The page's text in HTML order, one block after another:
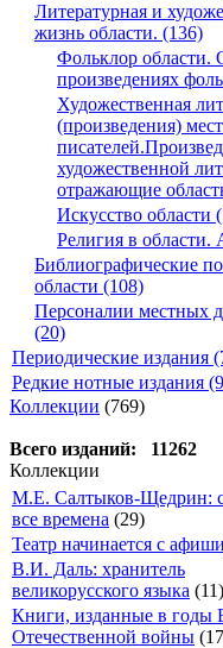
Литературная и
жизнь области. (136)
Фольклор области.
произведениях
Художественная
(произведения)
художественной
отражающие
Искусство области
Религия в области.
Библиографические
области (108)
Персоналии местных
(20)
Периодические издания
Редкие нотные издания
Коллекции (769)
Всего изданий: 11262
Коллекции
М.Е. Салтыков-Щедрин:
все времена (29)
Театр начинается с афиши
В.И. Даль: хранитель
великорусского языка (11)
Книги, изданные в годы
Отечественной войны